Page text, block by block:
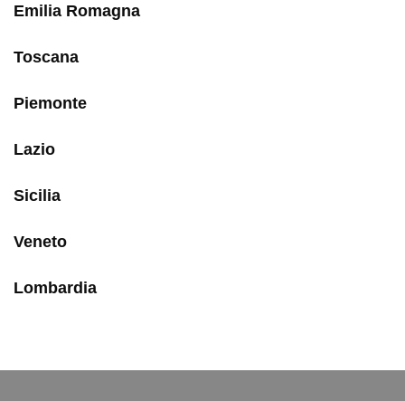
Emilia Romagna
Toscana
Piemonte
Lazio
Sicilia
Veneto
Lombardia